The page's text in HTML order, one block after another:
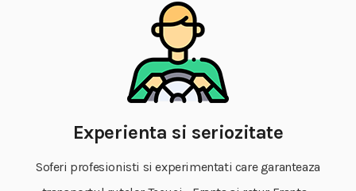
Experienta si seriozitate
Soferi profesionisti si experimentati care garanteaza